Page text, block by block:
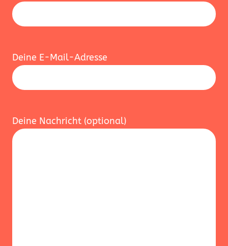
Deine E-Mail-Adresse
Deine Nachricht (optional)